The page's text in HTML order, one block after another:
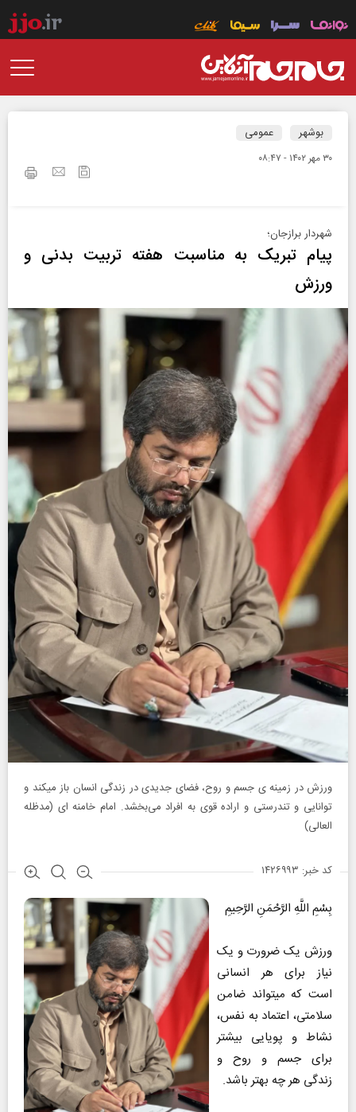
بوشهر عمومی
۳۰ مهر ۱۴۰۲ - ۰۸:۴۷
شهردار برازجان؛
پیام تبریک به مناسبت هفته تربیت بدنی و
ورزش
ورزش در زمینه ی جسم و روح، فضای جدیدی در زندگی انسان باز میکند و
توانایی و تندرستی و اراده قوی به افراد می‌بخشد. امام خامنه ای (مدظله
العالی)
کد خبر: ۱۴۲۶۹۹۳
بِسْمِ اللَّهِ الرَّحْمَنِ الرَّحِيمِ
ورزش یک ضرورت و یک
نیاز برای هر انسانی
است که میتواند ضامن
سلامتی، اعتماد به نفس،
نشاط و پویایی بیشتر
برای جسم و روح و
زندگی هر چه بهتر باشد.